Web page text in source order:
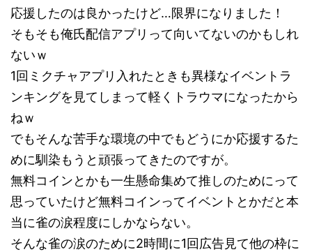
応援したのは良かったけど…限界になりました！
そもそも俺氏配信アプリって向いてないのかもしれ
ないｗ
1回ミクチャアプリ入れたときも異様なイベントラ
ンキングを見てしまって軽くトラウマになったから
ねｗ
でもそんな苦手な環境の中でもどうにか応援するた
めに馴染もうと頑張ってきたのですが。
無料コインとかも一生懸命集めて推しのためにって
思っていたけど無料コインってイベントとかだと本
当に雀の涙程度にしかならない。
そんな雀の涙のために2時間に1回広告見て他の枠に